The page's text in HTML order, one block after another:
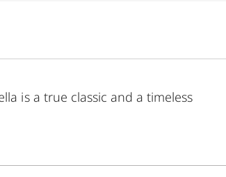
is a true classic and a timeless